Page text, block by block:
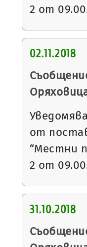
2 от
02.11.2018
от
“Местни
2 от
31.10.2018